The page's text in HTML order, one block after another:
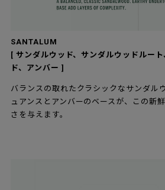
SANTALUM
[ サンダルウッド、サンダルウッドルー
ド、アンバー ]
バランスの取れたクラシックなサンダル
ュアンスとアンバーのベースが、この新
さを与えます。